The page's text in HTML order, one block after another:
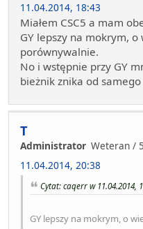
11.04.2014, 18:43
Miałem CSC5 a mam
GY lepszy na mokrym,
porównywalnie.
No i wstępnie przy GY
bieżnik znika od
T
Administrator Weteran /
11.04.2014, 20:38
Cytat: caqerr w 11.04.2014,
GY lepszy na mokrym, o